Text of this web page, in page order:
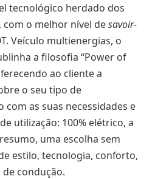
tecnológico herdado dos
o melhor nível desavoir-
Veículo multienergias, o
a filosofia “Power of
ao cliente a
o seu tipo de
as suas necessidades e
utilização: 100% elétrico, a
uma escolha sem
estilo, tecnologia, conforto,
condução.